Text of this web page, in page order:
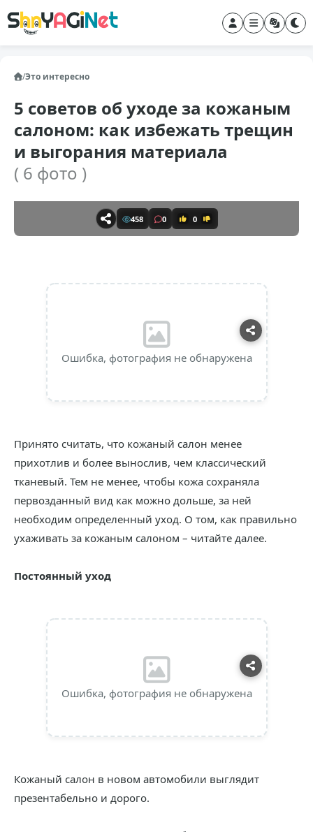
/Это интересно
5 советов об уходе за кожаным
салоном: как избежать трещин
и выгорания материала
( 6 фото )
458 0 0
Ошибка, фотография не обнаружена
Принято считать, что кожаный салон менее
прихотлив и более вынослив, чем классический
тканевый. Тем не менее, чтобы кожа сохраняла
первозданный вид как можно дольше, за ней
необходим определенный уход. О том, как правильно
ухаживать за кожаным салоном – читайте далее.
Постоянный уход
Ошибка, фотография не обнаружена
Кожаный салон в новом автомобили выглядит
презентабельно и дорого.